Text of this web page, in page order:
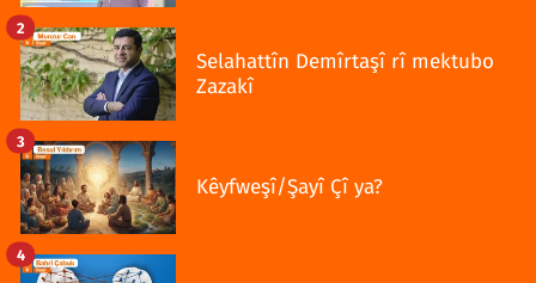
Selahattîn Demîrtaşî rî mektubo
Zazakî
2
Kêyfweşî/Şayî Çî ya?
3
4